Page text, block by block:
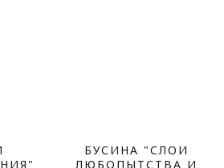
БУСИНА "СЛОИ
ЛЮБОПЫТСТВА И